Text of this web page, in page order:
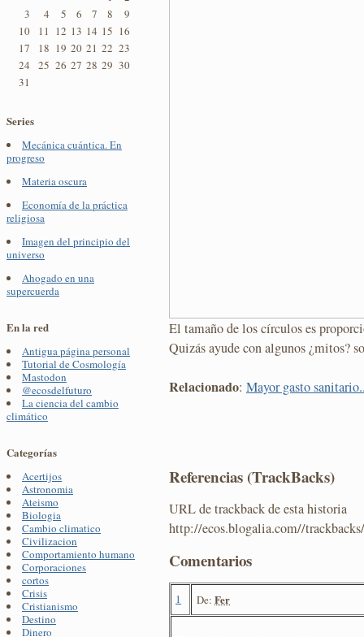
3
4 5 6 7 8
9
10
11 12 13 14 15 16
17
18 19 20 21 22 23
24
25 26 27 28 29 30
31
Series
Mecánica cuántica. En
progreso
Materia oscura
Economía de la práctica
religiosa
Imagen del principio del
universo
Ahogado en una
supercuerda
En la red
Antigua página personal
Tutorial de Cosmología
Mastodon
@ecosdelfuturo
La ciencia del cambio
climático
Categorías
Acertijos
Astronomia
Ateismo
Biologia
Cambio climatico
Civilizacion
Comportamiento humano
Corporaciones
cortos
Crisis
Cristianismo
Destino
Dinero
El tamaño de los círculos es
Quizás ayude con algunos ¿mitos?
Relacionado: Mayor gasto
Referencias (TrackBacks)
URL de trackback de esta historia
http://ecos.blogalia.com//
Comentarios
1 De: Fer